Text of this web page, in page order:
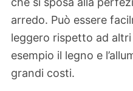
arredo. Può essere
leggero rispetto ad
esempio il legno e
grandi costi.